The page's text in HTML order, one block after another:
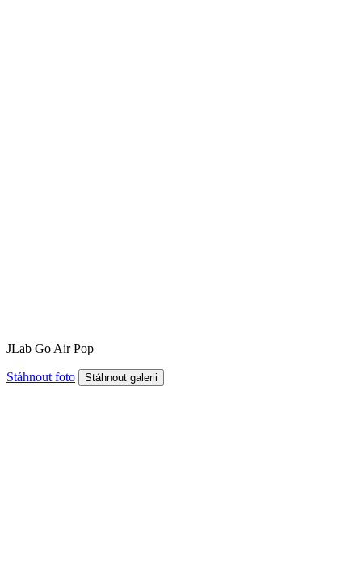
JLab Go Air Pop
Stáhnout foto